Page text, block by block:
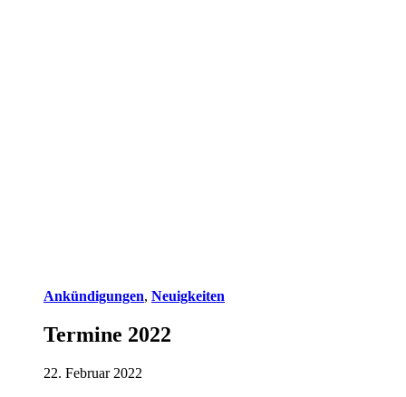
Ankündigungen, Neuigkeiten
Termine 2022
22. Februar 2022